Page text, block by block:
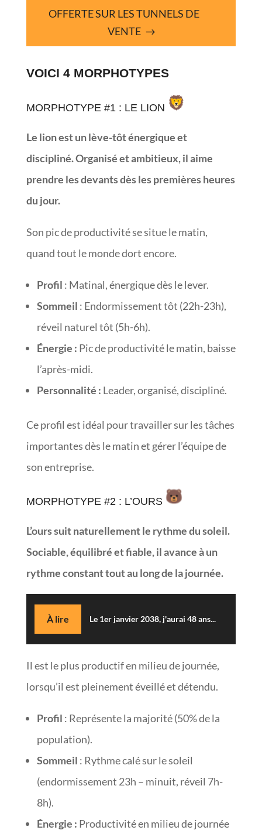
OFFERTE SUR LES TUNNELS DE
VENTE
VOICI 4 MORPHOTYPES
MORPHOTYPE #1 : LE LION
Le lion est un lève-tôt énergique et
discipliné. Organisé et ambitieux, il aime
prendre les devants dès les premières heures
du jour.
Son pic de productivité se situe le matin,
quand tout le monde dort encore.
Profil : Matinal, énergique dès le lever.
Sommeil : Endormissement tôt (22h-23h),
réveil naturel tôt (5h-6h).
Énergie : Pic de productivité le matin, baisse
l’après-midi.
Personnalité : Leader, organisé, discipliné.
Ce profil est idéal pour travailler sur les tâches
importantes dès le matin et gérer l’équipe de
son entreprise.
MORPHOTYPE #2 : L’OURS
L’ours suit naturellement le rythme du soleil.
Sociable, équilibré et fiable, il avance à un
rythme constant tout au long de la journée.
À lire Le 1er janvier 2038, j'aurai 48 ans...
Il est le plus productif en milieu de journée,
lorsqu’il est pleinement éveillé et détendu.
Profil : Représente la majorité (50% de la
population).
Sommeil : Rythme calé sur le soleil
(endormissement 23h – minuit, réveil 7h-
8h).
Énergie : Productivité en milieu de journée